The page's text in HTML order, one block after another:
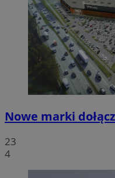
Nowe marki
23
4